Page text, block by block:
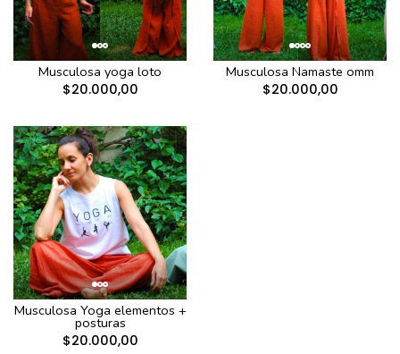
Musculosa yoga loto
$20.000,00
Musculosa Namaste omm
$20.000,00
Musculosa Yoga elementos +
posturas
$20.000,00